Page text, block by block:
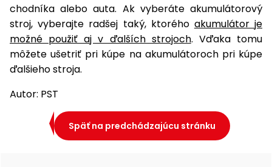
chodníka alebo auta. Ak vyberáte akumulátorový
stroj, vyberajte radšej taký, ktorého akumulátor je
možné použiť aj v ďalších strojoch. Vďaka tomu
môžete ušetriť pri kúpe na akumulátoroch pri kúpe
ďalšieho stroja.
Autor: PST
Späť na predchádzajúcu stránku